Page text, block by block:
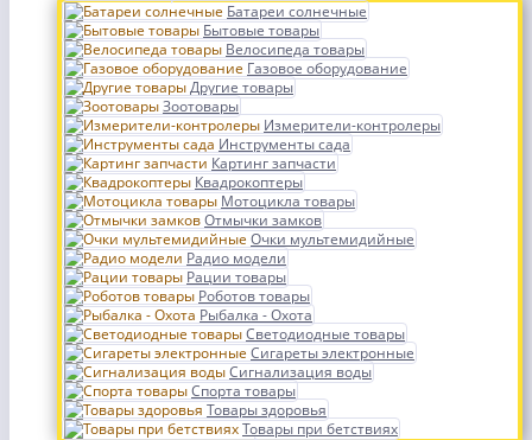
Батареи солнечные
Бытовые товары
Велосипеда товары
Газовое оборудование
Другие товары
Зоотовары
Измерители-контролеры
Инструменты сада
Картинг запчасти
Квадрокоптеры
Мотоцикла товары
Отмычки замков
Очки мультемидийные
Радио модели
Рации товары
Роботов товары
Рыбалка - Охота
Светодиодные товары
Сигареты электронные
Сигнализация воды
Спорта товары
Товары здоровья
Товары при бетствиях